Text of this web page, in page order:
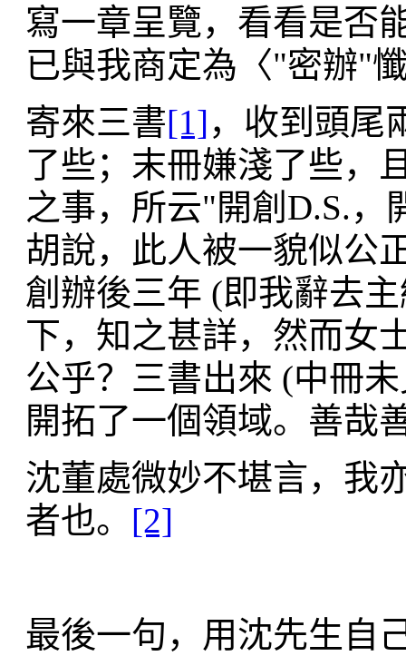
寫一章呈覽，看看是否
已與我商定為〈"密辦"
寄來三書[1]，收到頭尾
了些；末冊嫌淺了些，
之事，所云"開創D.S.，
胡說，此人被一貌似公
創辦後三年 (即我辭去
下，知之甚詳，然而女
公乎？三書出來 (中冊
開拓了一個領域。善哉
沈董處微妙不堪言，我
者也。 [2]
最後一句，用沈先生自